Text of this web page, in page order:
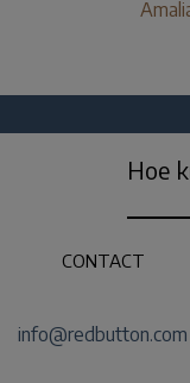
Hoe
CONTACT
info@redbutton.com